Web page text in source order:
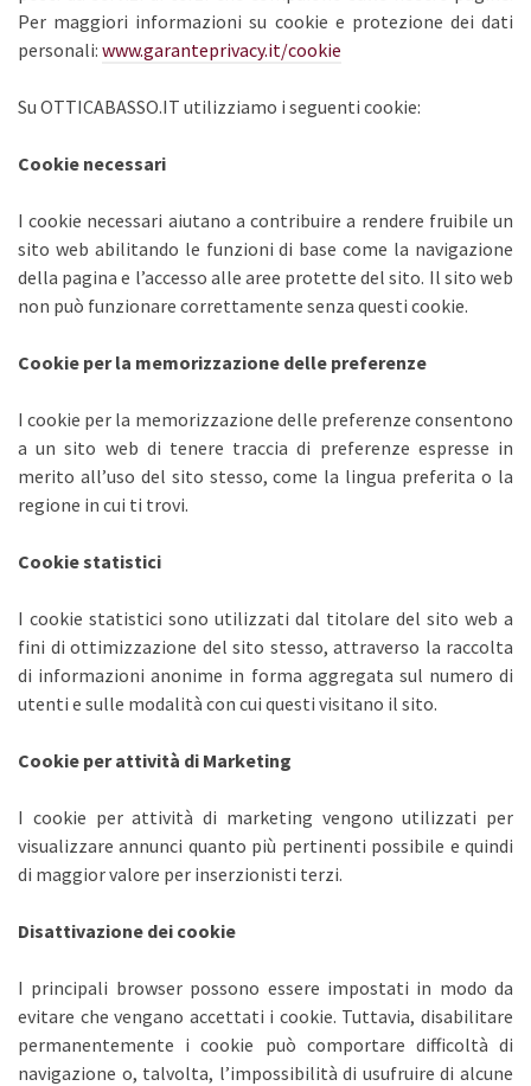
Per maggiori informazioni su cookie e protezione dei dati
personali: www.garanteprivacy.it/cookie
Su OTTICABASSO.IT utilizziamo i seguenti cookie:
Cookie necessari
I cookie necessari aiutano a contribuire a rendere fruibile un
sito web abilitando le funzioni di base come la navigazione
della pagina e l’accesso alle aree protette del sito. Il sito web
non può funzionare correttamente senza questi cookie.
Cookie per la memorizzazione delle preferenze
I cookie per la memorizzazione delle preferenze consentono
a un sito web di tenere traccia di preferenze espresse in
merito all’uso del sito stesso, come la lingua preferita o la
regione in cui ti trovi.
Cookie statistici
I cookie statistici sono utilizzati dal titolare del sito web a
fini di ottimizzazione del sito stesso, attraverso la raccolta
di informazioni anonime in forma aggregata sul numero di
utenti e sulle modalità con cui questi visitano il sito.
Cookie per attività di Marketing
I cookie per attività di marketing vengono utilizzati per
visualizzare annunci quanto più pertinenti possibile e quindi
di maggior valore per inserzionisti terzi.
Disattivazione dei cookie
I principali browser possono essere impostati in modo da
evitare che vengano accettati i cookie. Tuttavia, disabilitare
permanentemente i cookie può comportare difficoltà di
navigazione o, talvolta, l’impossibilità di usufruire di alcune